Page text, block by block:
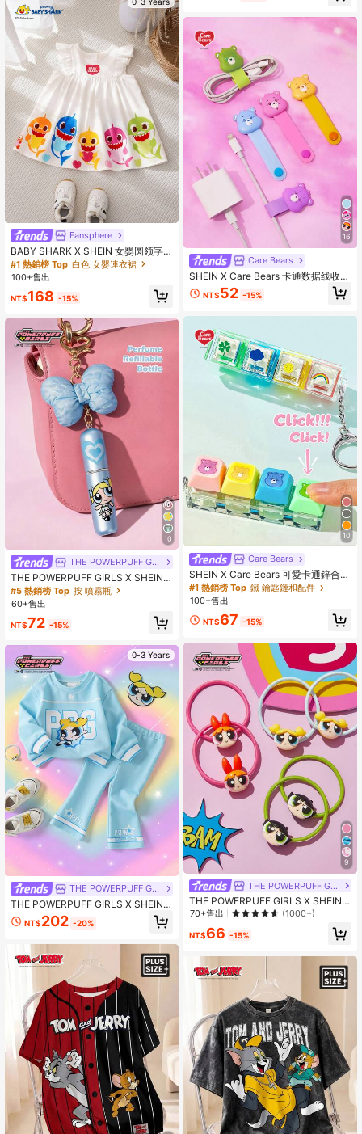
Fansphere
BABY SHARK X SHEIN 女婴圆领字
母卡通印花荷叶边休闲度假连衣裙
#1 熱銷榜 Top 白色 女嬰連衣裙
100+售出
NT$168 -15%
10
THE POWERPUFF GIRLS
THE POWERPUFF GIRLS X SHEIN
噴霧瓶
#5 熱銷榜 Top 按 噴霧瓶
60+售出
NT$72 -15%
0-3 Years
THE POWERPUFF GIRLS
THE POWERPUFF GIRLS X SHEIN
女嬰可愛卡通印花長袖衛衣與喇叭褲
套裝NT$202 -20%
16
Care Bears
SHEIN X Care Bears 卡通数据线收纳
器，旅行耳机充电线收纳器，家用多
功能可爱绕线器
NT$52 -15%
10
Care Bears
SHEIN X Care Bears 可愛卡通鋅合金
鍵盤包包吊飾吊墜，紀念收藏品，適
合作為禮物，適用於錢包、書包、背
包、汽車配件
#1 熱銷榜 Top 鐵 鑰匙鏈和配件
100+售出
NT$67 -15%
9
THE POWERPUFF GIRLS
THE POWERPUFF GIRLS X SHEIN 6
件套可爱卡通弹力发带，多色，3D 设
马尾辫固定器，发圈，发胶，发圈，
70+售出 (1000+)
NT$66 -15%